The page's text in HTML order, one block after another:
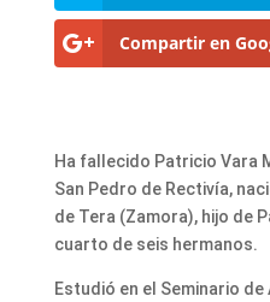
Compartir en
Ha fallecido Patricio Vara
San Pedro de Rectivía,
de Tera (Zamora), hijo de
cuarto de seis hermanos.
Estudió en el Seminario